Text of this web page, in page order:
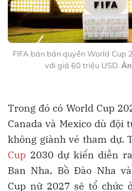
FIFA bán bản quyền World Cup
với giá 60 triệu USD.
Trong đó có World Cup
Canada và Mexico dù đội
không giành vé tham dự.
Cup 2030 dự kiến diễn
Ban Nha, Bồ Đào Nha
Cup nữ 2027 sẽ tổ chức